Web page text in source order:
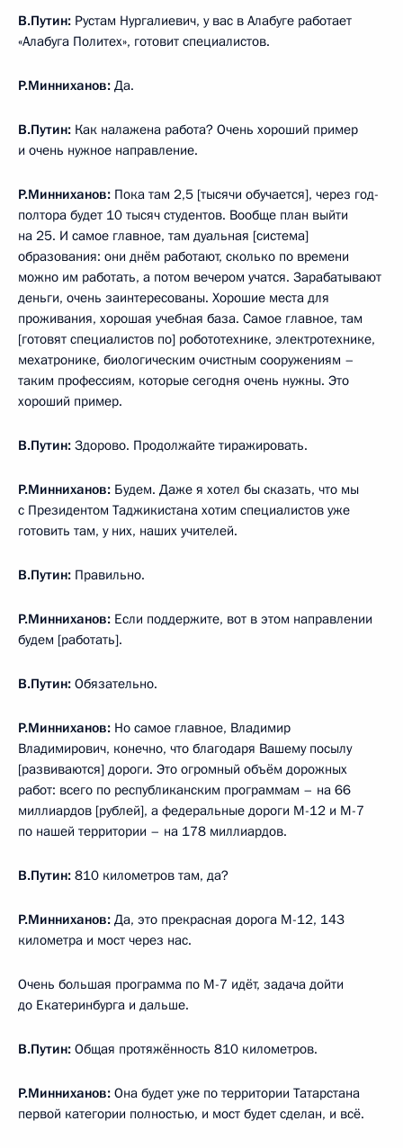
В.Путин: Рустам Нургалиевич, у вас в Алабуге работает
«Алабуга Политех», готовит специалистов.
Р.Минниханов: Да.
В.Путин: Как налажена работа? Очень хороший пример
и очень нужное направление.
Р.Минниханов: Пока там 2,5 [тысячи обучается], через год-
полтора будет 10 тысяч студентов. Вообще план выйти
на 25. И самое главное, там дуальная [система]
образования: они днём работают, сколько по времени
можно им работать, а потом вечером учатся. Зарабатывают
деньги, очень заинтересованы. Хорошие места для
проживания, хорошая учебная база. Самое главное, там
[готовят специалистов по] робототехнике, электротехнике,
мехатронике, биологическим очистным сооружениям –
таким профессиям, которые сегодня очень нужны. Это
хороший пример.
В.Путин: Здорово. Продолжайте тиражировать.
Р.Минниханов: Будем. Даже я хотел бы сказать, что мы
с Президентом Таджикистана хотим специалистов уже
готовить там, у них, наших учителей.
В.Путин: Правильно.
Р.Минниханов: Если поддержите, вот в этом направлении
будем [работать].
В.Путин: Обязательно.
Р.Минниханов: Но самое главное, Владимир
Владимирович, конечно, что благодаря Вашему посылу
[развиваются] дороги. Это огромный объём дорожных
работ: всего по республиканским программам – на 66
миллиардов [рублей], а федеральные дороги М-12 и М-7
по нашей территории – на 178 миллиардов.
В.Путин: 810 километров там, да?
Р.Минниханов: Да, это прекрасная дорога М-12, 143
километра и мост через нас.
Очень большая программа по М-7 идёт, задача дойти
до Екатеринбурга и дальше.
В.Путин: Общая протяжённость 810 километров.
Р.Минниханов: Она будет уже по территории Татарстана
первой категории полностью, и мост будет сделан, и всё.